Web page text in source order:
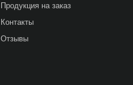
Продукция на заказ
Контакты
Отзывы